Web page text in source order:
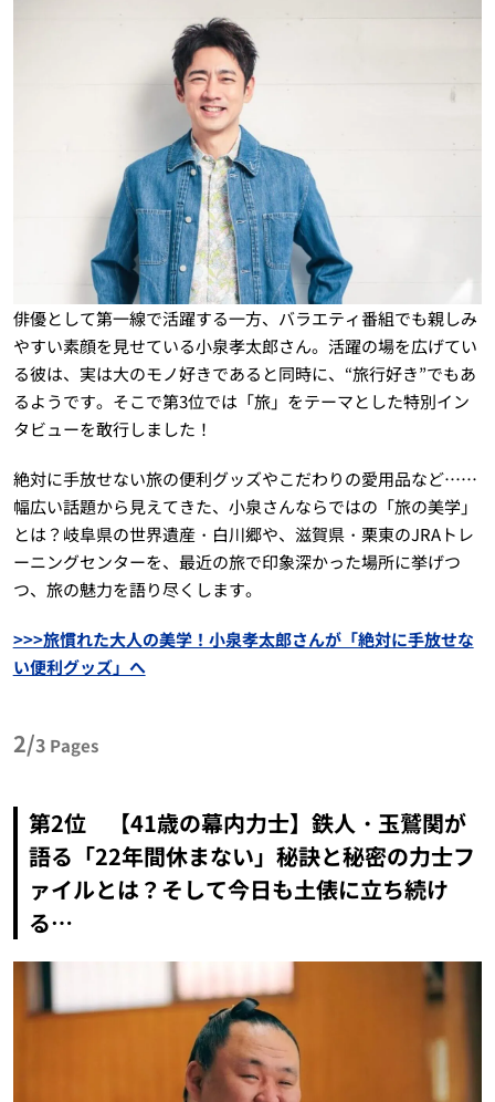
俳優として第一線で活躍する一方、バラエティ番組でも親しみ
やすい素顔を見せている小泉孝太郎さん。活躍の場を広げてい
る彼は、実は大のモノ好きであると同時に、“旅行好き”でもあ
るようです。そこで第3位では「旅」をテーマとした特別イン
タビューを敢行しました！
絶対に手放せない旅の便利グッズやこだわりの愛用品など……
幅広い話題から見えてきた、小泉さんならではの「旅の美学」
とは？岐阜県の世界遺産・白川郷や、滋賀県・栗東のJRAトレ
ーニングセンターを、最近の旅で印象深かった場所に挙げつ
つ、旅の魅力を語り尽くします。
>>>旅慣れた大人の美学！小泉孝太郎さんが「絶対に手放せな
い便利グッズ」へ
2/3 Pages
第2位 【41歳の幕内力士】鉄人・玉鷲関が
語る「22年間休まない」秘訣と秘密の力士フ
ァイルとは？そして今日も土俵に立ち続け
る…